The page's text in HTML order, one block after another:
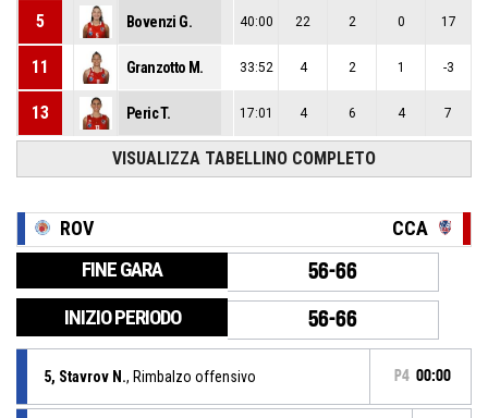
5 Bovenzi G. 40:00 22 2 0 17
11 Granzotto M. 33:52 4 2 1 -3
13 Peric T. 17:01 4 6 4 7
VISUALIZZA TABELLINO COMPLETO
ROV CCA
FINE GARA 56-66
INIZIO PERIODO 56-66
5, Stavrov N., Rimbalzo offensivo P4 00:00